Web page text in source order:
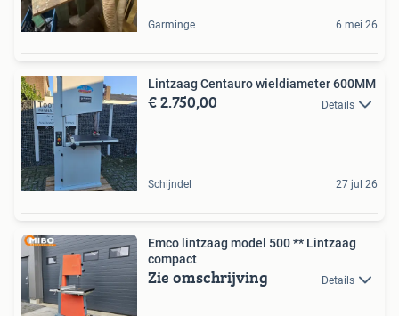
Garminge 6 mei 26
Lintzaag Centauro wieldiameter 600MM
€ 2.750,00 Details
Schijndel 27 jul 26
Emco lintzaag model 500 ** Lintzaag
compact
Zie omschrijving Details